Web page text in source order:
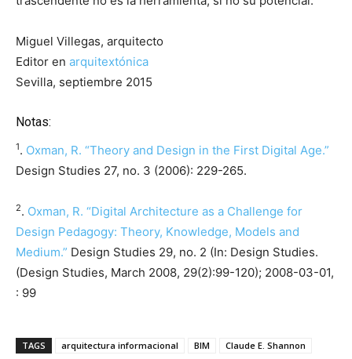
Miguel Villegas, arquitecto
Editor en arquitextónica
Sevilla, septiembre 2015
Notas:
1. Oxman, R. “Theory and Design in the First Digital Age.”
Design Studies 27, no. 3 (2006): 229-265.
2. Oxman, R. “Digital Architecture as a Challenge for
Design Pedagogy: Theory, Knowledge, Models and
Medium.” Design Studies 29, no. 2 (In: Design Studies.
(Design Studies, March 2008, 29(2):99-120); 2008-03-01,
: 99
TAGS arquitectura informacional BIM
Claude E. Shannon